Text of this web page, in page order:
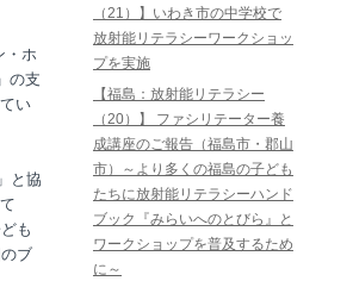
・ホ
の支
い
と協
も
ブ
（21）】いわき市の中学校で
放射能リテラシーワークショッ
プを実施
【福島：放射能リテラシー
（20）】 ファシリテーター養
成講座のご報告（福島市・郡山
市）～より多くの福島の子ども
たちに放射能リテラシーハンド
ブック『みらいへのとびら』と
ワークショップを普及するため
に～